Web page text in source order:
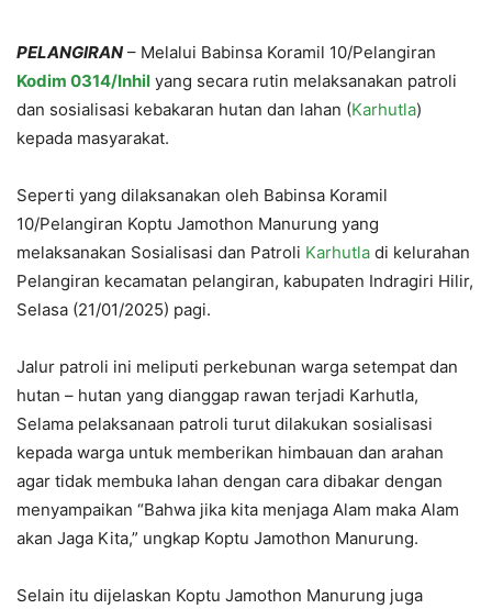
PELANGIRAN – Melalui Babinsa Koramil 10/Pelangiran
Kodim 0314/Inhil yang secara rutin melaksanakan patroli
dan sosialisasi kebakaran hutan dan lahan (Karhutla)
kepada masyarakat.
Seperti yang dilaksanakan oleh Babinsa Koramil
10/Pelangiran Koptu Jamothon Manurung yang
melaksanakan Sosialisasi dan Patroli Karhutla di kelurahan
Pelangiran kecamatan pelangiran, kabupaten Indragiri Hilir,
Selasa (21/01/2025) pagi.
Jalur patroli ini meliputi perkebunan warga setempat dan
hutan – hutan yang dianggap rawan terjadi Karhutla,
Selama pelaksanaan patroli turut dilakukan sosialisasi
kepada warga untuk memberikan himbauan dan arahan
agar tidak membuka lahan dengan cara dibakar dengan
menyampaikan “Bahwa jika kita menjaga Alam maka Alam
akan Jaga Kita,” ungkap Koptu Jamothon Manurung.
Selain itu dijelaskan Koptu Jamothon Manurung juga